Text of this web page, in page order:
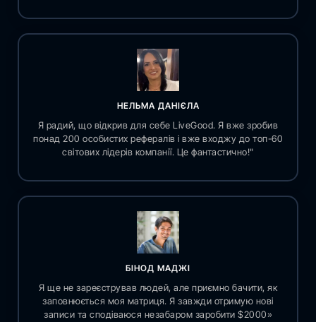
НЕЛЬМА ДАНІЄЛА
Я радий, що відкрив для себе LiveGood. Я вже зробив
понад 200 особистих рефералів і вже входжу до топ-60
світових лідерів компанії. Це фантастично!"
БІНОД МАДЖІ
Я ще не зареєстрував людей, але приємно бачити, як
заповнюється моя матриця. Я завжди отримую нові
записи та сподіваюся незабаром заробити $2000»